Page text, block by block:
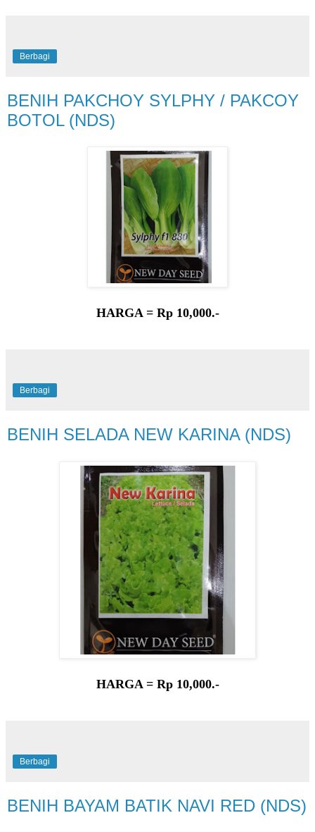
Berbagi
BENIH PAKCHOY SYLPHY / PAKCOY
BOTOL (NDS)
HARGA = Rp 10,000.-
Berbagi
BENIH SELADA NEW KARINA (NDS)
HARGA = Rp 10,000.-
Berbagi
BENIH BAYAM BATIK NAVI RED (NDS)